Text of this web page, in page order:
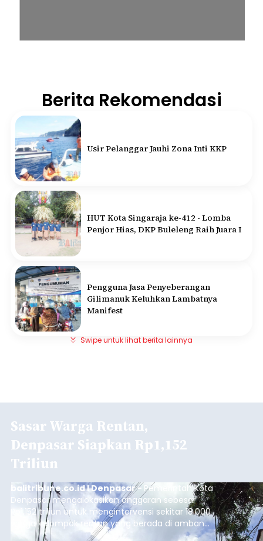
Berita Rekomendasi
Usir Pelanggar Jauhi Zona Inti KKP
HUT Kota Singaraja ke-412 - Lomba
Penjor Hias, DKP Buleleng Raih Juara I
Pengguna Jasa Penyeberangan
Gilimanuk Keluhkan Lambatnya
Manifest
Swipe untuk lihat berita lainnya
Sasar Warga Rentan,
Denpasar Siapkan Rp1,152
Triliun
balitribune.co.id I Denpasar - Pemerintah Kota
Denpasar mengalokasikan anggaran sebesar
Rp1,152 triliun untuk mengintervensi sekitar 18.000
warga kelompok rentan yang berada di ambang
garis kemiskinan. Langkah strategis ini diambil